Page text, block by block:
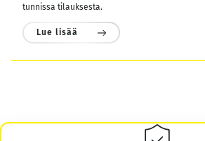
tunnissa tilauksesta.
Lue lisää